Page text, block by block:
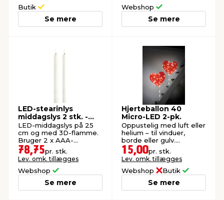
Butik
Se mere
Webshop
Se mere
LED-stearinlys
middagslys 2 stk. -
DAY
LED-middagslys på 25
cm og med 3D-flamme.
Bruger 2 x AAA-
batterier (ekskl.).
78,75pr. stk.
Lev. omk. tillægges
Webshop
Se mere
Hjerteballon 40
Micro-LED 2-pk.
Oppustelig med luft eller
helium – til vinduer,
borde eller gulv.
Batteridrevet.
15,00pr. stk.
Lev. omk. tillægges
Webshop Butik
Se mere